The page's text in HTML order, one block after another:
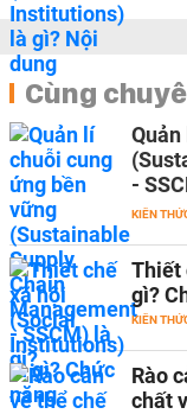
Cùng
-
KIẾN
Thiết
gì?
KIẾN
Rào
chất